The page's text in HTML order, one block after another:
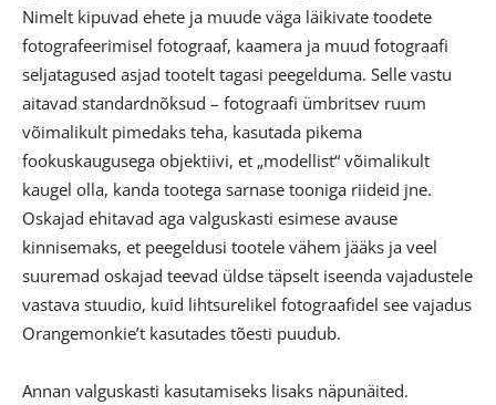
Nimelt kipuvad ehete ja muude väga läikivate toodete
fotografeerimisel fotograaf, kaamera ja muud fotograafi
seljatagused asjad tootelt tagasi peegelduma. Selle vastu
aitavad standardnõksud – fotograafi ümbritsev ruum
võimalikult pimedaks teha, kasutada pikema
fookuskaugusega objektiivi, et „modellist“ võimalikult
kaugel olla, kanda tootega sarnase tooniga riideid jne.
Oskajad ehitavad aga valguskasti esimese avause
kinnisemaks, et peegeldusi tootele vähem jääks ja veel
suuremad oskajad teevad üldse täpselt iseenda vajadustele
vastava stuudio, kuid lihtsurelikel fotograafidel see vajadus
Orangemonkie’t kasutades tõesti puudub.
Annan valguskasti kasutamiseks lisaks näpunäited.